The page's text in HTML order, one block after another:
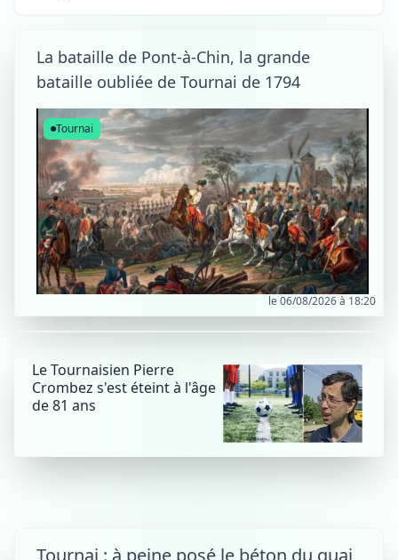
La bataille de Pont-à-Chin, la grande
bataille oubliée de Tournai de 1794
le 06/08/2026 à 18:20
Tournai
Le Tournaisien Pierre
Crombez s'est éteint à l'âge
de 81 ans